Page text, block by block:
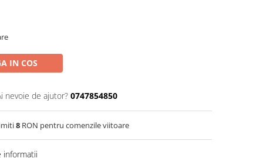
IN COS
nevoie de ajutor? 0747854850
8 RON pentru comenzile viitoare
informatii